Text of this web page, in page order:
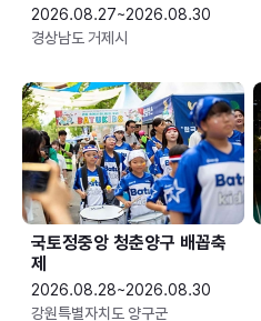
2026.08.27~2026.08.30
경상남도 거제시
국토정중앙 청춘양구 배꼽축
제
2026.08.28~2026.08.30
강원특별자치도 양구군